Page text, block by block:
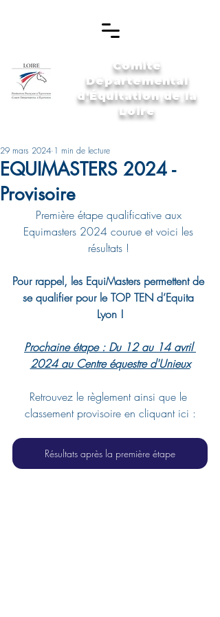
Comité
Départemental
d'Équitation de la
Loire
EQUIMASTERS 2024 -
Provisoire
29 mars 2024 1 min de lecture
Première étape qualificative aux
Equimasters 2024 courue et voici les
résultats !
Pour rappel, les EquiMasters permettent de
se qualifier pour le TOP TEN d’Equita
Lyon !
Prochaine étape : Du 12 au 14 avril
2024 au Centre équestre d'Unieux
Retrouvez le règlement ainsi que le
classement provisoire en cliquant ici :
Résultats après la première étape